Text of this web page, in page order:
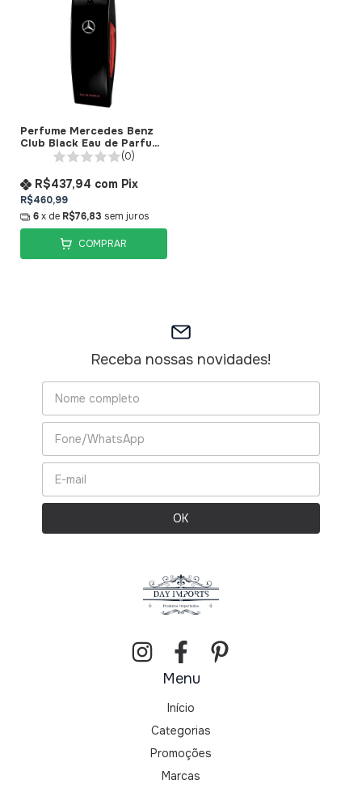
Perfume Mercedes Benz
Club Black Eau de Parfum
Mercedes
(0)
R$460,99
R$437,94 com Pix
6x de R$76,83 sem juros
COMPRAR
Receba nossas novidades!
Menu
Início
Categorias
Promoções
Marcas